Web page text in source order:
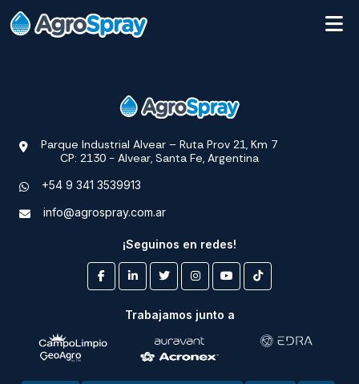
Parque Industrial Alvear – Ruta Prov 21, Km 7
CP: 2130 - Alvear, Santa Fe, Argentina
+54 9 341 3539913
info@agrospray.com.ar
¡Seguinos en redes!
Trabajamos junto a